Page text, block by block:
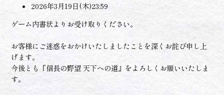
2026年3月19日(木)23:59
ゲーム内書状よりお受け取りください。
お客様にご迷惑をおかけいたしましたことを深くお詫び申し上
げます。
今後とも『信長の野望 天下への道』をよろしくお願いいたしま
す。